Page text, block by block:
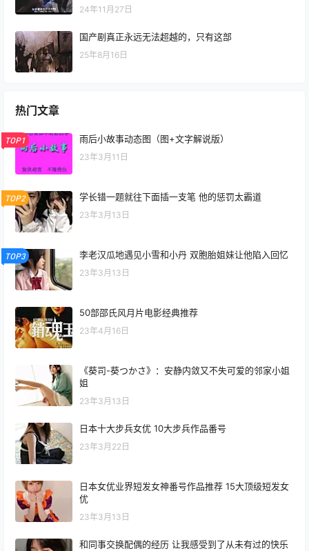
24年11月27日
国产剧真正永远无法超越的，只有这部
25年8月16日
热门文章
TOP1 雨后小故事动态图（图+文字解说版）
23年3月11日
TOP2 学长错一题就往下面插一支笔 他的惩罚太霸道
23年3月13日
TOP3 李老汉瓜地遇见小雪和小丹 双胞胎姐妹让他陷入回忆
23年3月13日
50部邵氏风月片电影经典推荐
23年4月16日
《葵司-葵つかさ》：安静内敛又不失可爱的邻家小姐
姐
23年3月13日
日本十大步兵女优 10大步兵作品番号
23年3月22日
日本女优业界短发女神番号作品推荐 15大顶级短发女
优
23年3月13日
和同事交换配偶的经历 让我感受到了从未有过的快乐